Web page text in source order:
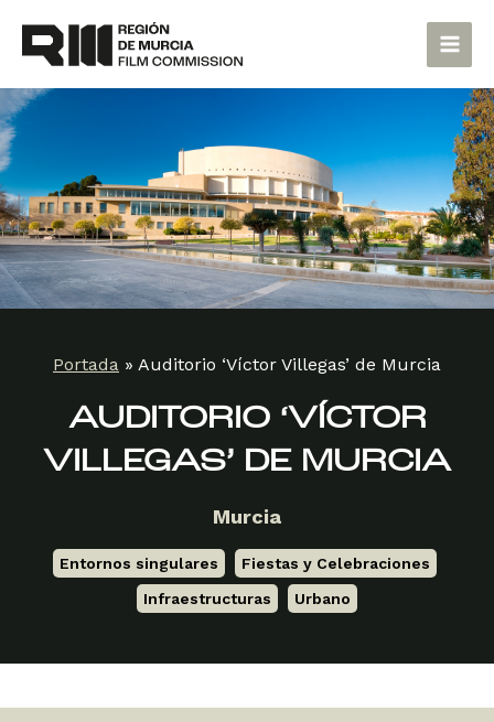
contenido
Main
Portada » Auditorio ‘Víctor Villegas’ de Murcia
AUDITORIO ‘VÍCTOR
VILLEGAS’ DE MURCIA
Murcia
Entornos singulares Fiestas y Celebraciones
Infraestructuras
Urbano